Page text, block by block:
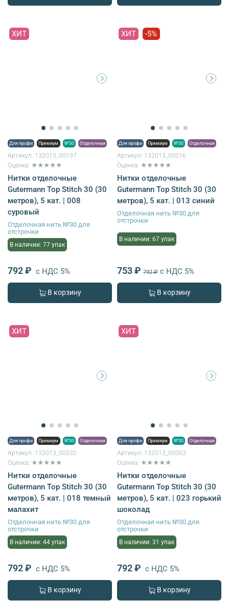
ХИТ
Для профи Премиум №30 Отделочная
Артикул: 132013_00197
Оценка: ★★★★★
Нитки отделочные
Gutermann Top Stitch 30 (30
метров), 5 кат. | 008
суровый
Отделочная нить №30 для
отстрочки
В наличии: 77 упак
792 ₽ с НДС 5%
В корзину
ХИТ -5%
Для профи Премиум №30 Отделочная
Артикул: 132013_00016
Оценка: ★★★★★
Нитки отделочные
Gutermann Top Stitch 30 (30
метров), 5 кат. | 013 синий
Отделочная нить №30 для
отстрочки
В наличии: 67 упак
753 ₽ 792 ₽ с НДС 5%
В корзину
ХИТ
Для профи Премиум №30 Отделочная
Артикул: 132013_00032
Оценка: ★★★★★
Нитки отделочные
Gutermann Top Stitch 30 (30
метров), 5 кат. | 018 темный
малахит
Отделочная нить №30 для
отстрочки
В наличии: 44 упак
792 ₽ с НДС 5%
В корзину
ХИТ
Для профи Премиум №30 Отделочная
Артикул: 132013_00003
Оценка: ★★★★★
Нитки отделочные
Gutermann Top Stitch 30 (30
метров), 5 кат. | 023 горький
шоколад
Отделочная нить №30 для
отстрочки
В наличии: 31 упак
792 ₽ с НДС 5%
В корзину